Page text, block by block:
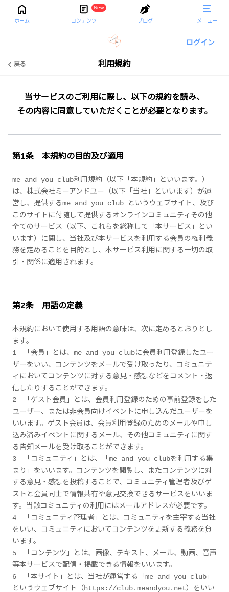
ホーム
New
コンテンツ ブログ メニュー
ログイン
戻る 利用規約
当サービスのご利用に際し、以下の規約を読み、
その内容に同意していただくことが必要となります。
第1条 本規約の目的及び適用
me and you club利用規約（以下「本規約」といいます。）
は、株式会社ミーアンドユー（以下「当社」といいます）が運
営し、提供するme and you club というウェブサイト、及び
このサイトに付随して提供するオンラインコミュニティその他
全てのサービス（以下、これらを総称して「本サービス」とい
います）に関し、当社及び本サービスを利用する会員の権利義
務を定めることを目的とし、本サービス利用に関する一切の取
引・関係に適用されます。
第2条 用語の定義
本規約において使用する用語の意味は、次に定めるとおりとし
ます。
1 「会員」とは、me and you clubに会員利用登録したユー
ザーをいい、コンテンツをメールで受け取ったり、コミュニテ
ィにおいてコンテンツに対する意見・感想などをコメント・返
信したりすることができます。
2 「ゲスト会員」とは、会員利用登録のための事前登録をした
ユーザー、または非会員向けイベントに申し込んだユーザーを
いいます。ゲスト会員は、会員利用登録のためのメールや申し
込み済みイベントに関するメール、その他コミュニティに関す
る告知メールを受け取ることができます。
3 「コミュニティ」とは、「me and you clubを利用する集
まり」をいいます。コンテンツを閲覧し、またコンテンツに対
する意見・感想を投稿することで、コミュニティ管理者及びゲ
ストと会員同士で情報共有や意見交換できるサービスをいいま
す。当該コミュニティの利用にはメールアドレスが必要です。
4 「コミュニティ管理者」とは、コミュニティを主宰する当社
をいい、コミュニティにおいてコンテンツを更新する義務を負
います。
5 「コンテンツ」とは、画像、テキスト、メール、動画、音声
等本サービスで配信・掲載できる情報をいいます。
6 「本サイト」とは、当社が運営する「me and you club」
というウェブサイト（https://club.meandyou.net）をいい